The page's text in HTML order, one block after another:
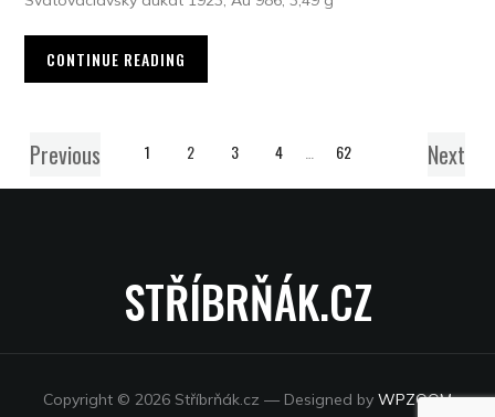
CONTINUE READING
Previous 1 2 3 4 62 Next
STŘÍBRŇÁK.CZ
Copyright © 2026 Stříbrňák.cz — Designed by WPZOOM